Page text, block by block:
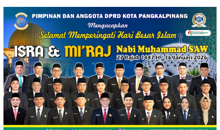
Loncat
konten